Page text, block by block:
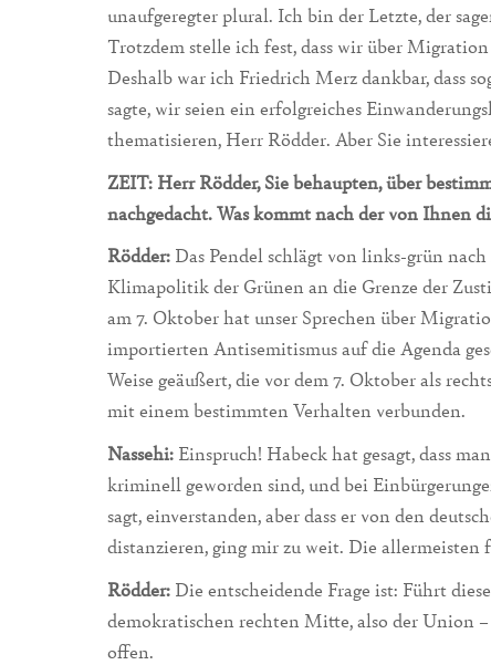
unaufgeregter plural. Ich bin der Letzte, der
Trotzdem stelle ich fest, dass wir über
Deshalb war ich Friedrich Merz dankbar, dass
sagte, wir seien ein erfolgreiches
thematisieren, Herr Rödder. Aber Sie
ZEIT: Herr Rödder, Sie behaupten, über
nachgedacht. Was kommt nach der von Ihnen
Rödder: Das Pendel schlägt von links-grün nach
Klimapolitik der Grünen an die Grenze der
am 7. Oktober hat unser Sprechen über
importierten Antisemitismus auf die Agenda
Weise geäußert, die vor dem 7. Oktober als
mit einem bestimmten Verhalten verbunden.
Nassehi: Einspruch! Habeck hat gesagt, dass
kriminell geworden sind, und bei
sagt, einverstanden, aber dass er von den
distanzieren, ging mir zu weit. Die
Rödder: Die entscheidende Frage ist: Führt
demokratischen rechten Mitte, also der Union
offen.